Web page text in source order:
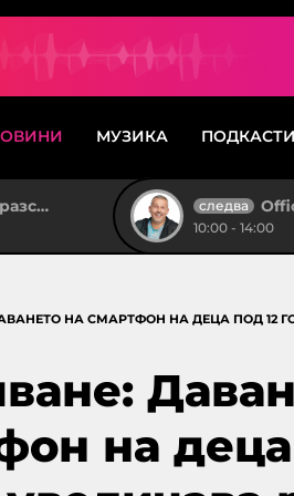
МУЗИКА ПОДКАСТИ
следва
10:00 - 14:00
НА СМАРТФОН НА ДЕЦА ПОД 12
на